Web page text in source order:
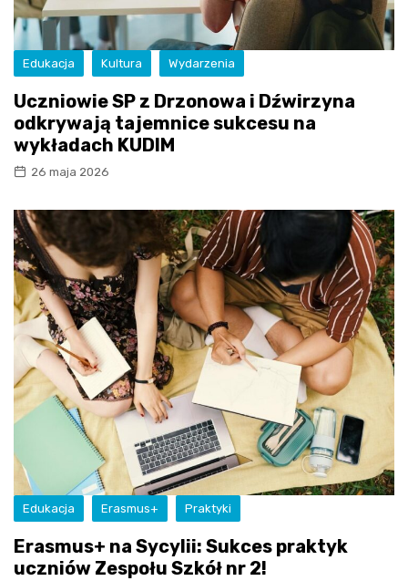
Edukacja Kultura Wydarzenia
Uczniowie SP z Drzonowa i Dźwirzyna
odkrywają tajemnice sukcesu na
wykładach KUDIM
26 maja 2026
Edukacja Erasmus+ Praktyki
Erasmus+ na Sycylii: Sukces praktyk
uczniów Zespołu Szkół nr 2!